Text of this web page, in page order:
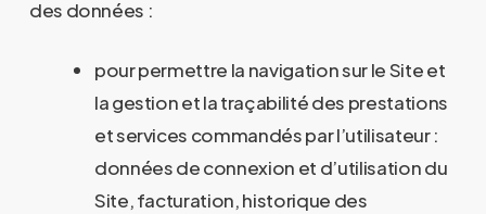
des données :
pour permettre la navigation sur le Site et
la gestion et la traçabilité des prestations
et services commandés par l’utilisateur :
données de connexion et d’utilisation du
Site, facturation, historique des